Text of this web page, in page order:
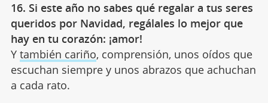
16. Si este año no sabes qué regalar a tus seres
queridos por Navidad, regálales lo mejor que
hay en tu corazón: ¡amor!
Y también cariño, comprensión, unos oídos que
escuchan siempre y unos abrazos que achuchan
a cada rato.